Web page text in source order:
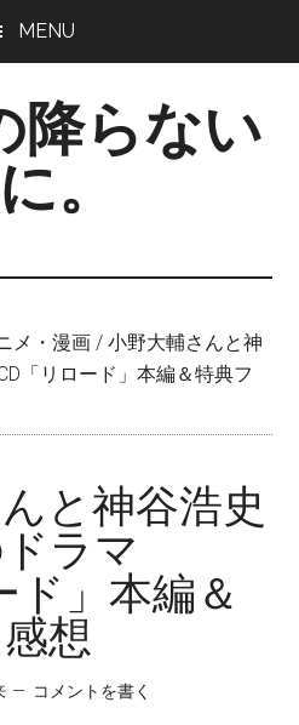
MENU
降らない
。
メ・漫画 / 小野大輔さんと神
「リロード」本編＆特典フ
と神谷浩史
ラマ
ド」本編＆
想
コメントを書く